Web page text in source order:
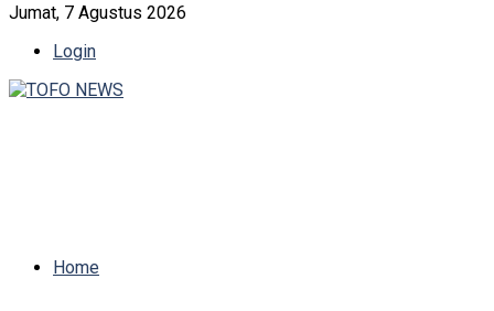
Jumat, 7 Agustus 2026
Login
Home